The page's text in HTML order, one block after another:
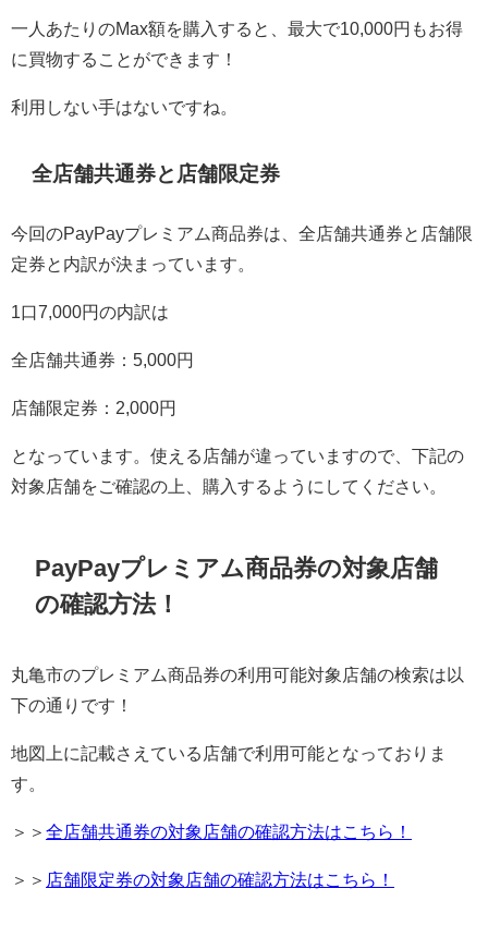
一人あたりのMax額を購入すると、最大で10,000円もお得
に買物することができます！
利用しない手はないですね。
全店舗共通券と店舗限定券
今回のPayPayプレミアム商品券は、全店舗共通券と店舗限
定券と内訳が決まっています。
1口7,000円の内訳は
全店舗共通券：5,000円
店舗限定券：2,000円
となっています。使える店舗が違っていますので、下記の
対象店舗をご確認の上、購入するようにしてください。
PayPayプレミアム商品券の対象店舗
の確認方法！
丸亀市のプレミアム商品券の利用可能対象店舗の検索は以
下の通りです！
地図上に記載さえている店舗で利用可能となっておりま
す。
＞＞ 全店舗共通券の対象店舗の確認方法はこちら！
＞＞ 店舗限定券の対象店舗の確認方法はこちら！